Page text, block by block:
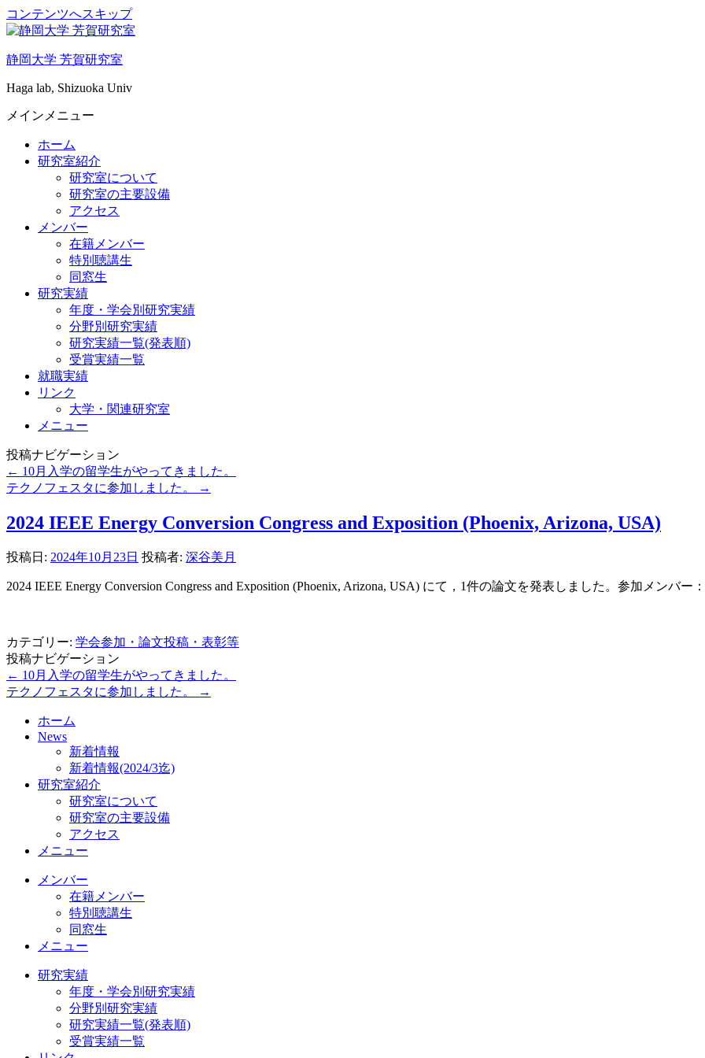
コンテンツへスキップ
静岡大学 芳賀研究室
Haga lab, Shizuoka Univ
メインメニュー
ホーム
研究室紹介
研究室について
研究室の主要設備
アクセス
メンバー
在籍メンバー
特別聴講生
同窓生
研究実績
年度・学会別研究実績
分野別研究実績
研究実績一覧(発表順)
受賞実績一覧
就職実績
リンク
大学・関連研究室
メニュー
投稿ナビゲーション
← 10月入学の留学生がやってきました。
テクノフェスタに参加しました。
→
2024 IEEE Energy Conversion Congress and Exposition (Phoenix, Arizona, USA)
投稿日: 2024年10月23日 投稿者: 深谷美月
2024 IEEE Energy Conversion Congress and Exposition (Phoenix, Arizona, USA) にて，1件の論文を発表しました。参加メンバー
カテゴリー: 学会参加・論文投稿・表彰等
投稿ナビゲーション
← 10月入学の留学生がやってきました。
テクノフェスタに参加しました。
→
ホーム
News
新着情報
新着情報(2024/3迄)
研究室紹介
研究室について
研究室の主要設備
アクセス
メニュー
メンバー
在籍メンバー
特別聴講生
同窓生
メニュー
研究実績
年度・学会別研究実績
分野別研究実績
研究実績一覧(発表順)
受賞実績一覧